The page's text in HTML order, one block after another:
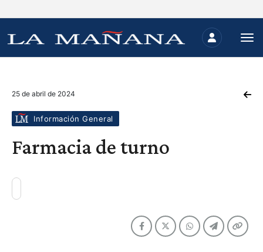
25 de abril de 2024
Información General
Farmacia de turno